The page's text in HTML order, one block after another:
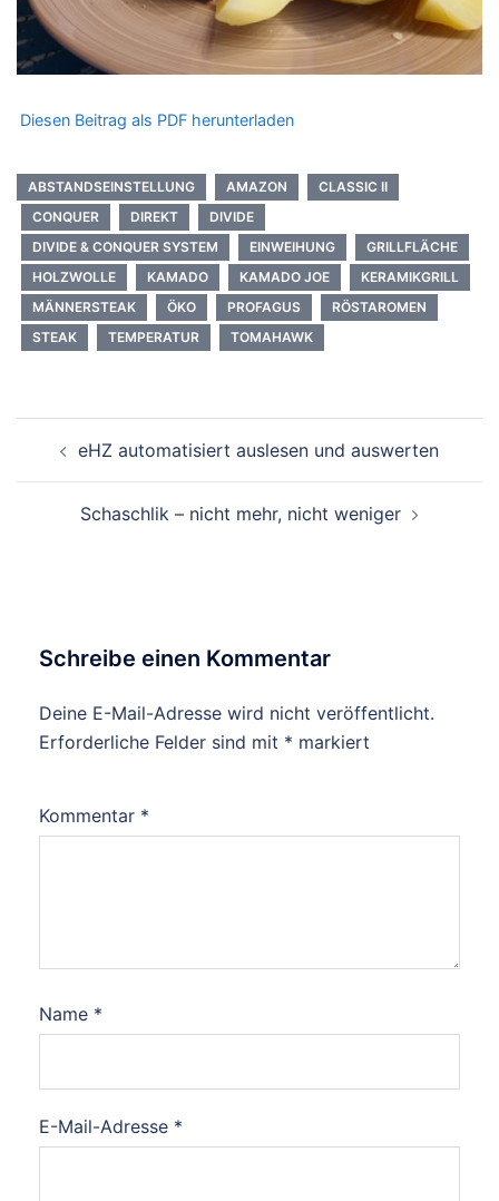
Diesen Beitrag als PDF herunterladen
ABSTANDSEINSTELLUNG AMAZON
CLASSIC II
CONQUER
DIREKT
DIVIDE
DIVIDE & CONQUER SYSTEM
EINWEIHUNG
GRILLFLÄCHE
HOLZWOLLE
KAMADO KAMADO JOE
KERAMIKGRILL
MÄNNERSTEAK
ÖKO PROFAGUS
RÖSTAROMEN
STEAK
TEMPERATUR TOMAHAWK
eHZ automatisiert auslesen und auswerten
Schaschlik – nicht mehr, nicht weniger
Schreibe einen Kommentar
Deine E-Mail-Adresse wird nicht veröffentlicht.
Erforderliche Felder sind mit * markiert
Kommentar *
Name *
E-Mail-Adresse *